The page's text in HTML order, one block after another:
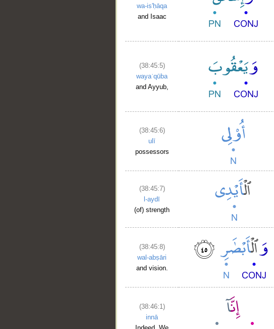
wa-is'ḥāqa
and Isaac
(38:45:5)
wayaʿqūba
and Ayyub,
(38:45:6)
ulī
possessors
(38:45:7)
l-aydī
(of) strength
(38:45:8)
wal-abṣāri
and vision.
(38:46:1)
innā